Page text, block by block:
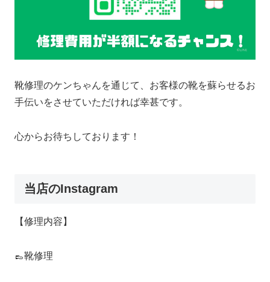
靴修理のケンちゃんを通じて、お客様の靴を蘇らせるお
手伝いをさせていただければ幸甚です。
心からお待ちしております！
当店のInstagram
【修理内容】
👞靴修理